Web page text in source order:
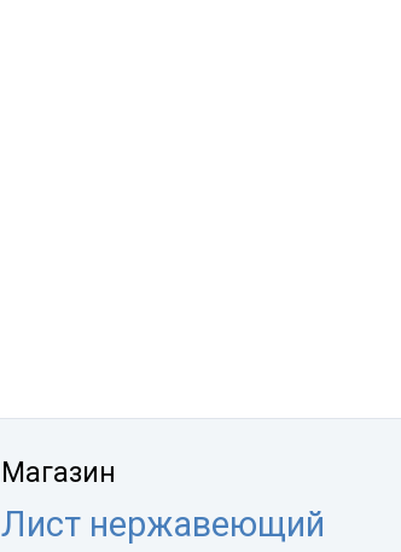
Магазин
Лист нержавеющий